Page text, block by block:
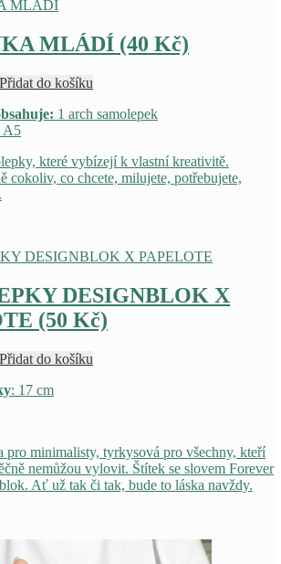
produktu
MLÁDÍ (40 Kč)
Přidat do košíku
: 1 arch samolepek
A5
které vybízejí k vlastní kreativitě.
cokoliv, co chcete, milujete, potřebujete,
DESIGNBLOK X
(50 Kč)
Přidat do košíku
: 17 cm
pro minimalisty, tyrkysová pro všechny, kteří
nemůžou vylovit. Štítek se slovem Forever
Ať už tak či tak, bude to láska navždy.